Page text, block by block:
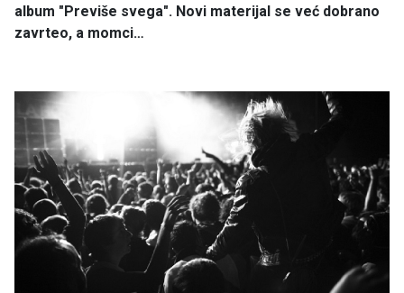
album "Previše svega". Novi materijal se već dobrano
zavrteo, a momci…